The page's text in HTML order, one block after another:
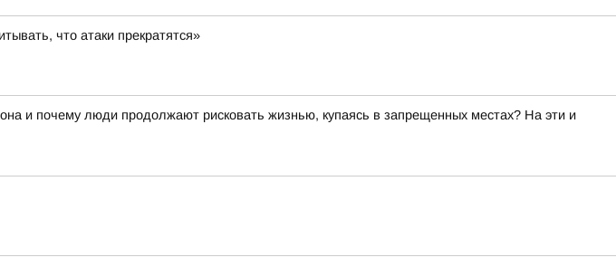
что атаки прекратятся»
и почему люди продолжают рисковать жизнью, купаясь в запрещенных местах? На эти и